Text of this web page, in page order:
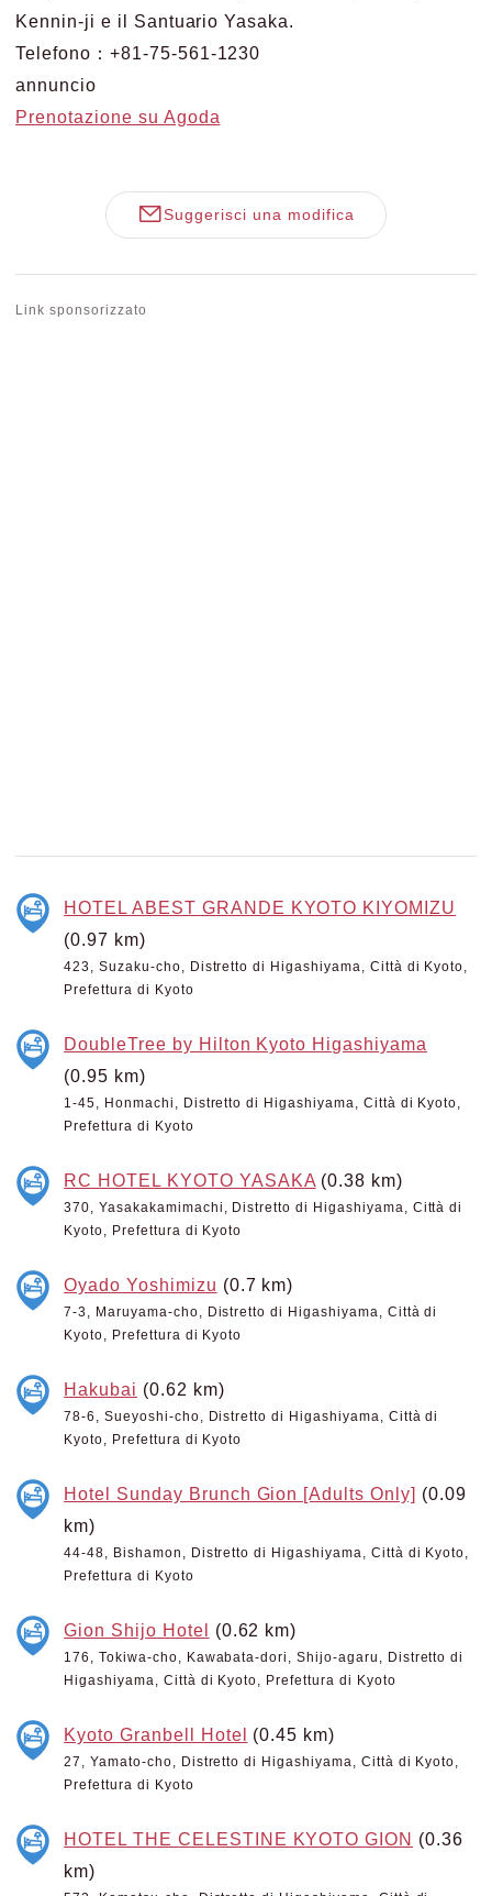
Kennin-ji e il Santuario Yasaka.
Telefono：+81-75-561-1230
annuncio
Prenotazione su Agoda
Suggerisci una modifica
Link sponsorizzato
HOTEL ABEST GRANDE KYOTO KIYOMIZU
(0.97 km)
423, Suzaku-cho, Distretto di Higashiyama, Città di Kyoto,
Prefettura di Kyoto
DoubleTree by Hilton Kyoto Higashiyama
(0.95 km)
1-45, Honmachi, Distretto di Higashiyama, Città di Kyoto,
Prefettura di Kyoto
RC HOTEL KYOTO YASAKA (0.38 km)
370, Yasakakamimachi, Distretto di Higashiyama, Città di
Kyoto, Prefettura di Kyoto
Oyado Yoshimizu (0.7 km)
7-3, Maruyama-cho, Distretto di Higashiyama, Città di
Kyoto, Prefettura di Kyoto
Hakubai (0.62 km)
78-6, Sueyoshi-cho, Distretto di Higashiyama, Città di
Kyoto, Prefettura di Kyoto
Hotel Sunday Brunch Gion [Adults Only] (0.09
km)
44-48, Bishamon, Distretto di Higashiyama, Città di Kyoto,
Prefettura di Kyoto
Gion Shijo Hotel (0.62 km)
176, Tokiwa-cho, Kawabata-dori, Shijo-agaru, Distretto di
Higashiyama, Città di Kyoto, Prefettura di Kyoto
Kyoto Granbell Hotel (0.45 km)
27, Yamato-cho, Distretto di Higashiyama, Città di Kyoto,
Prefettura di Kyoto
HOTEL THE CELESTINE KYOTO GION (0.36
km)